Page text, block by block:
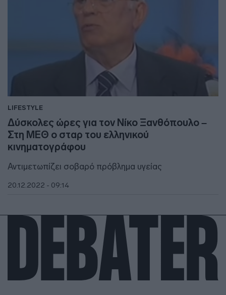
LIFESTYLE
Δύσκολες ώρες για τον Νίκο Ξανθόπουλο –
Στη ΜΕΘ ο σταρ του ελληνικού
κινηματογράφου
Αντιμετωπίζει σοβαρό πρόβλημα υγείας
20.12.2022 - 09:14